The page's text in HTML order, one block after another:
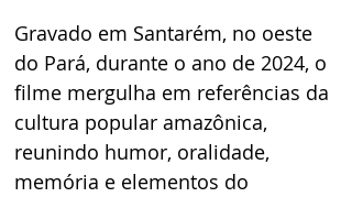
Gravado em Santarém, no oeste
do Pará, durante o ano de 2024, o
filme mergulha em referências da
cultura popular amazônica,
reunindo humor, oralidade,
memória e elementos do